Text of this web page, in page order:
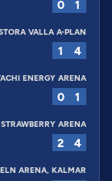
0 1
VALLA A-PLAN
1 4
ENERGY ARENA
0 1
ARENA
2 4
ARENA, KALMAR